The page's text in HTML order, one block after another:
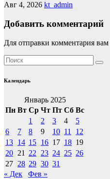
Авг 4, 2026 kt_admin
Добавить комментарий
Для отправки комментария
Календарь
Январь 2025
Пн Вт Ср Чт Пт Сб Вс
1
2 3 4
5
6
7 8 9 10 11
12
13 14 15 16 17 18 19
20 21 22 23 24 25 26
27 28 29 30 31
« Дек
Фев »